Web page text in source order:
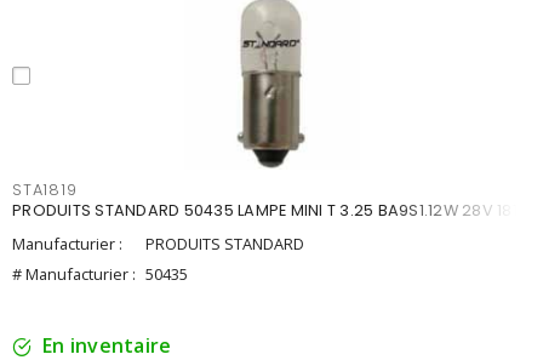
STA1819
PRODUITS STANDARD 50435 LAMPE MINI T 3.25 BA9S1.12W 28V 1819
Manufacturier :
PRODUITS STANDARD
# Manufacturier : 50435
En inventaire